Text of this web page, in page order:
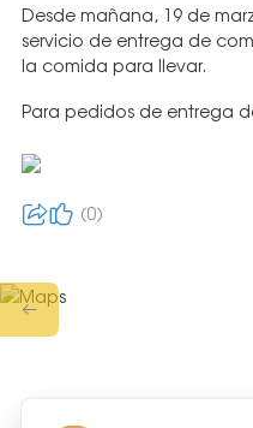
Desde mañana, 19 de
servicio de entrega de
la comida para llevar.
Para pedidos de entrega
0